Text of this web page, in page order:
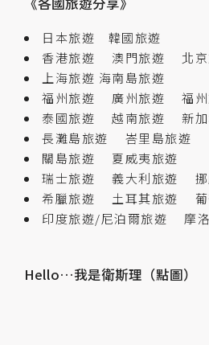
日本旅遊
韓國旅遊
香港旅遊
澳門旅遊
北
上海旅遊 海南島旅遊
福州旅遊
廣州旅遊
福
泰國旅遊
越南旅遊
新
長灘島旅遊
峇里島旅遊
關島旅遊
夏威夷旅遊
瑞士旅遊
義大利旅遊
希臘旅遊
土耳其旅遊
印度旅遊/尼泊爾旅遊
摩
Hello…我是衛斯理（點圖）